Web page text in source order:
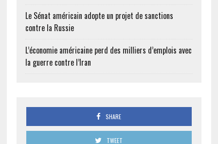
Le Sénat américain adopte un projet de sanctions
contre la Russie
L’économie américaine perd des milliers d’emplois avec
la guerre contre l’Iran
SHARE
TWEET